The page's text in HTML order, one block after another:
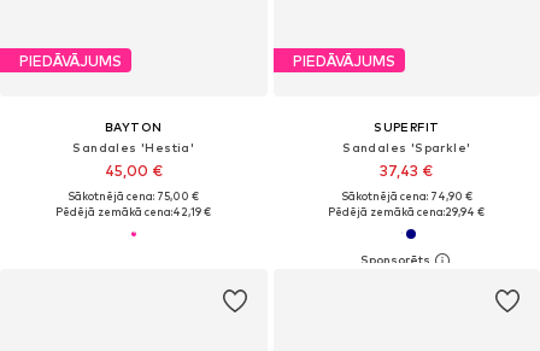
PIEDĀVĀJUMS
BAYTON
Sandales 'Hestia'
45,00 €
Sākotnējā cena: 75,00 €
Pēdējā zemākā cena:42,19 €
PIEDĀVĀJUMS
SUPERFIT
Sandales 'Sparkle'
37,43 €
Sākotnējā cena: 74,90 €
Pēdējā zemākā cena:29,94 €